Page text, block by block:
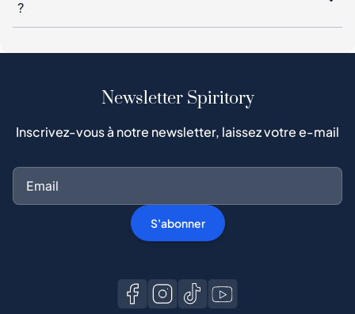
?
Newsletter Spiritory
Inscrivez-vous à notre newsletter, laissez votre e-mail
S'abonner